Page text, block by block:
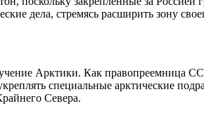
дела, стремясь расширить зону
Арктики. Как правопреемница
специальные арктические
Севера.